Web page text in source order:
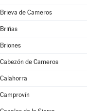
Brieva de Cameros
Briñas
Briones
Cabezón de Cameros
Calahorra
Camprovín